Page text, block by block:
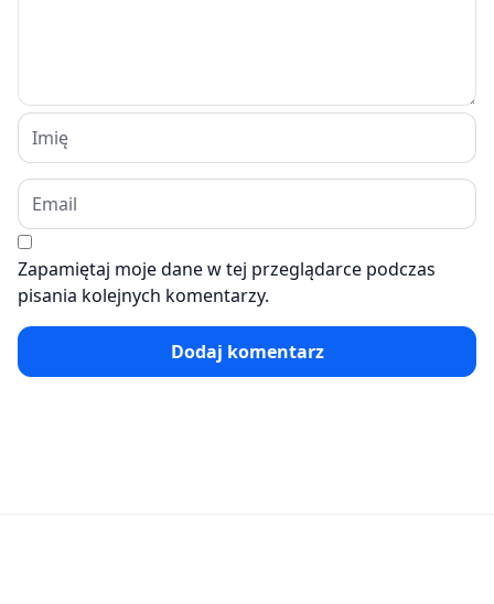
Zapamiętaj moje dane w tej przeglądarce podczas
pisania kolejnych komentarzy.
Dodaj komentarz